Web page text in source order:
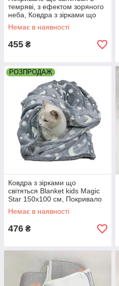
темряві, з ефектом зоряного
неба, Ковдра з зірками що
світяться LZ-70
Немає в наявності
455 ₴
РОЗПРОДАЖ
Ковдра з зірками що
світяться Blanket kids Magic
Star 150х100 см, Покривало
світяться зірками TJ-41
Немає в наявності
476 ₴